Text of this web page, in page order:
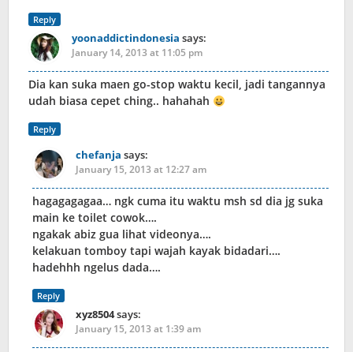
Reply
yoonaddictindonesia says:
January 14, 2013 at 11:05 pm
Dia kan suka maen go-stop waktu kecil, jadi tangannya
udah biasa cepet ching.. hahahah
Reply
chefanja says:
January 15, 2013 at 12:27 am
hagagagagaa… ngk cuma itu waktu msh sd dia jg suka
main ke toilet cowok….
ngakak abiz gua lihat videonya….
kelakuan tomboy tapi wajah kayak bidadari….
hadehhh ngelus dada….
Reply
xyz8504says:
January 15, 2013 at 1:39 am